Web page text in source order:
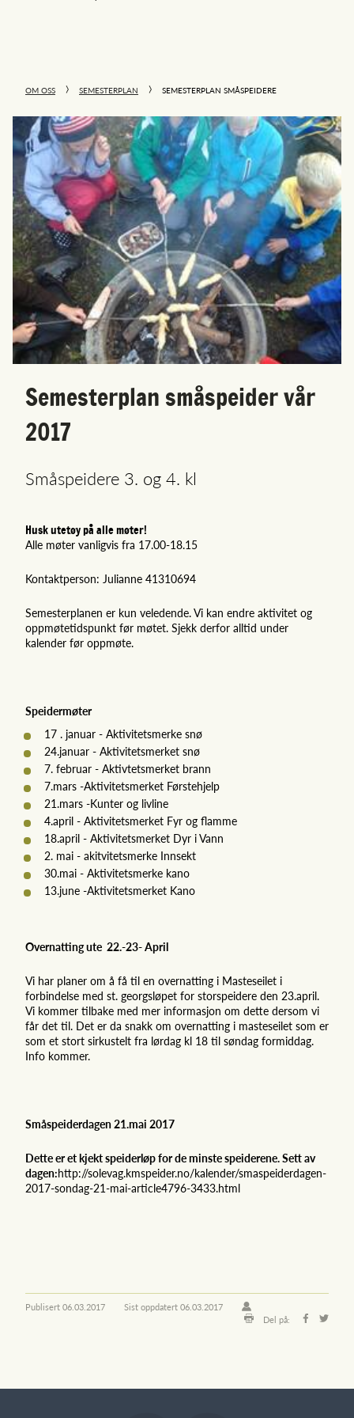
OM OSS SEMESTERPLAN SEMESTERPLAN SMÅSPEIDERE
Semesterplan småspeider vår
2017
Småspeidere 3. og 4. kl
Husk utetøy på alle møter!
Alle møter vanligvis fra 17.00-18.15
Kontaktperson: Julianne 41310694
Semesterplanen er kun veledende. Vi kan endre aktivitet og
oppmøtetidspunkt før møtet. Sjekk derfor alltid under
kalender før oppmøte.
Speidermøter
17 . januar - Aktivitetsmerke snø
24.januar - Aktivitetsmerket snø
7. februar - Aktivtetsmerket brann
7.mars -Aktivitetsmerket Førstehjelp
21.mars -Kunter og livline
4.april - Aktivitetsmerket Fyr og flamme
18.april - Aktivitetsmerket Dyr i Vann
2. mai - akitvitetsmerke Innsekt
30.mai - Aktivitetsmerke kano
13.june -Aktivitetsmerket Kano
Overnatting ute 22.-23- April
Vi har planer om å få til en overnatting i Masteseilet i
forbindelse med st. georgsløpet for storspeidere den 23.april.
Vi kommer tilbake med mer informasjon om dette dersom vi
får det til. Det er da snakk om overnatting i masteseilet som er
som et stort sirkustelt fra lørdag kl 18 til søndag formiddag.
Info kommer.
Småspeiderdagen 21.mai 2017
Dette er et kjekt speiderløp for de minste speiderene. Sett av
dagen:http://solevag.kmspeider.no/kalender/smaspeiderdagen-
2017-sondag-21-mai-article4796-3433.html
Publisert06.03.2017 Sist oppdatert06.03.2017
Del på: